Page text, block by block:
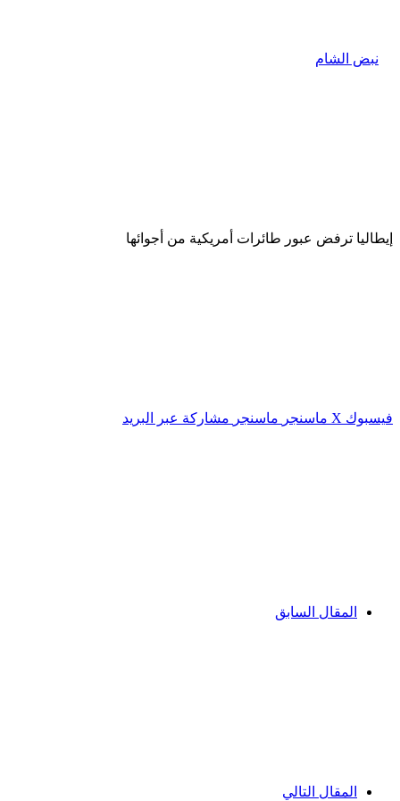
إيطاليا ترفض عبور طائرات أمريكية من أجوائها
فيسبوك ‫X ماسنجر ماسنجر مشاركة عبر البريد
المقال السابق
المقال التالي